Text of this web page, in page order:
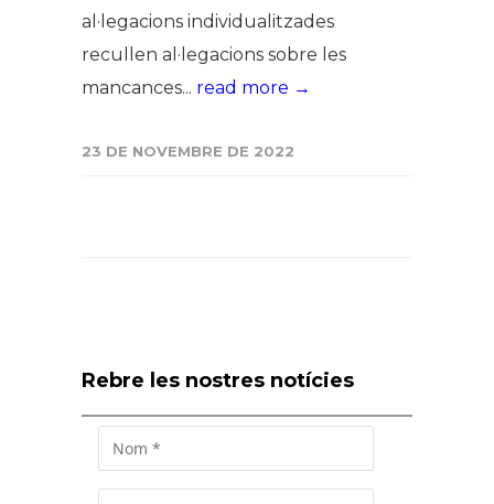
al·legacions individualitzades
recullen al·legacions sobre les
mancances... read more →
23 DE NOVEMBRE DE 2022
Rebre les nostres notícies